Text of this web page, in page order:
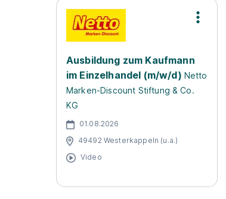
Ausbildung zum Kaufmann
im Einzelhandel (m/w/d) Netto
Marken-Discount Stiftung & Co.
KG
01.08.2026
49492 Westerkappeln (u.a.)
Video